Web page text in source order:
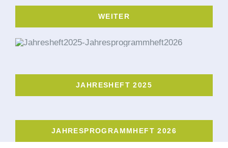
WEITER
JAHRESHEFT 2025
JAHRESPROGRAMMHEFT 2026